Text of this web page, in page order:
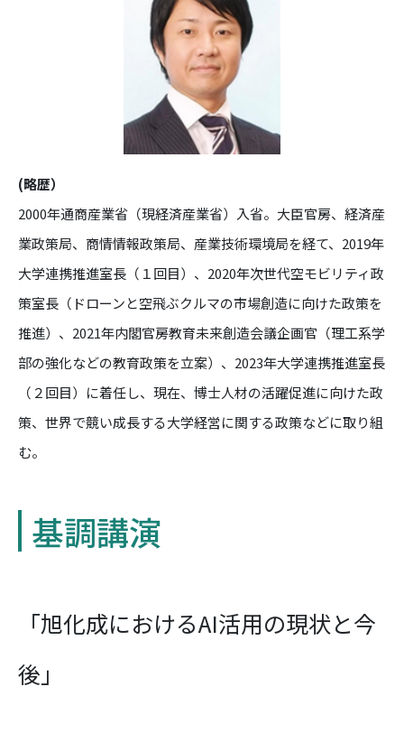
(略歴）
2000年通商産業省（現経済産業省）入省。大臣官房、経済産
業政策局、商情情報政策局、産業技術環境局を経て、2019年
大学連携推進室長（１回目）、2020年次世代空モビリティ政
策室長（ドローンと空飛ぶクルマの市場創造に向けた政策を
推進）、2021年内閣官房教育未来創造会議企画官（理工系学
部の強化などの教育政策を立案）、2023年大学連携推進室長
（２回目）に着任し、現在、博士人材の活躍促進に向けた政
策、世界で競い成長する大学経営に関する政策などに取り組
む。
基調講演
「旭化成におけるAI活用の現状と今
後」